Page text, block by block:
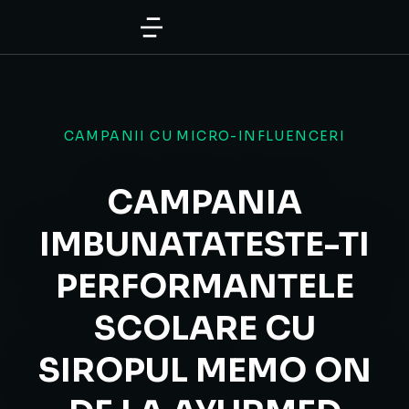
CAMPANII CU MICRO-INFLUENCERI
CAMPANIA
IMBUNATATESTE-TI
PERFORMANTELE
SCOLARE CU
SIROPUL MEMO ON